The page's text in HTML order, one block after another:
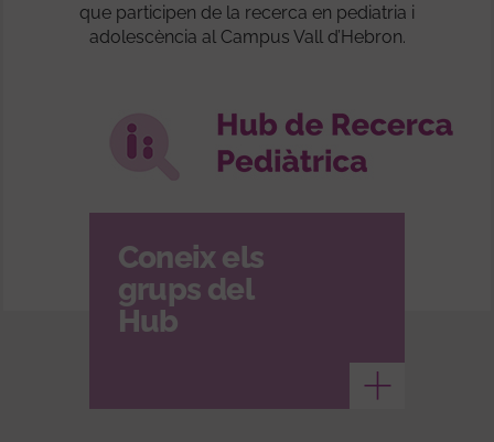
que participen de la recerca en pediatria i
adolescència al Campus Vall d’Hebron.
Coneix els
grups del
Hub